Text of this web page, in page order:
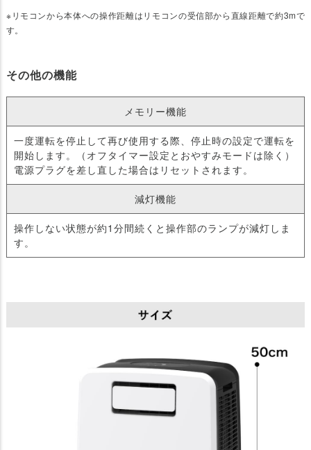
※リモコンから本体への操作距離はリモコンの受信部から直線距離で約3mで
す。
その他の機能
メモリー機能
一度運転を停止して再び使用する際、停止時の設定で運転を
開始します。（オフタイマー設定とおやすみモードは除く）
電源プラグを差し直した場合はリセットされます。
減灯機能
操作しない状態が約1分間続くと操作部のランプが減灯しま
す。